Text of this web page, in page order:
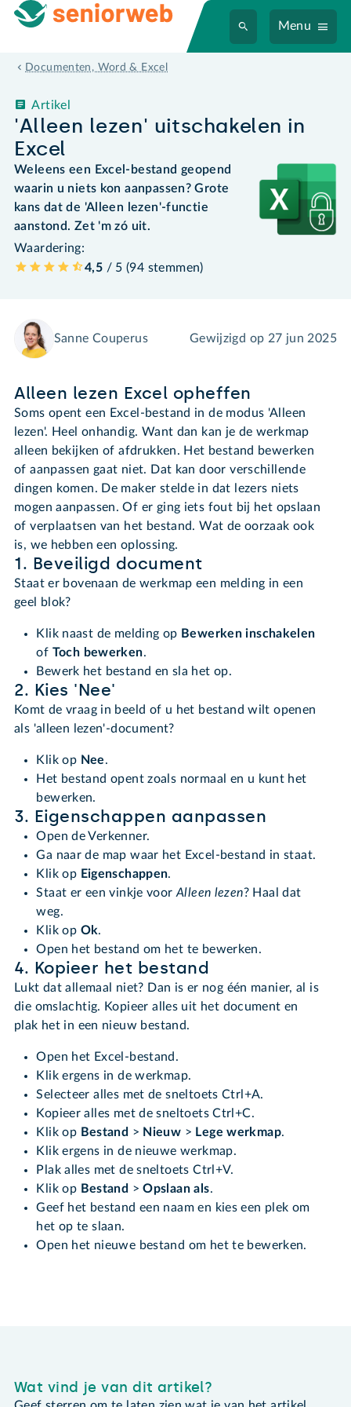
Menu
Documenten, Word & Excel
'Alleen lezen' uitschakelen in
Excel
Artikel
Weleens een Excel-bestand geopend
waarin u niets kon aanpassen? Grote
kans dat de 'Alleen lezen'-functie
aanstond. Zet 'm zó uit.
Waardering:
4,5 / 5 (94 stemmen)
Sanne Couperus Gewijzigd op 27 jun 2025
Alleen lezen Excel opheffen
Soms opent een Excel-bestand in de modus 'Alleen
lezen'. Heel onhandig. Want dan kan je de werkmap
alleen bekijken of afdrukken. Het bestand bewerken
of aanpassen gaat niet. Dat kan door verschillende
dingen komen. De maker stelde in dat lezers niets
mogen aanpassen. Of er ging iets fout bij het opslaan
of verplaatsen van het bestand. Wat de oorzaak ook
is, we hebben een oplossing.
1. Beveiligd document
Staat er bovenaan de werkmap een melding in een
geel blok?
Klik naast de melding op Bewerken inschakelen
of Toch bewerken.
Bewerk het bestand en sla het op.
2. Kies 'Nee'
Komt de vraag in beeld of u het bestand wilt openen
als 'alleen lezen'-document?
Klik op Nee.
Het bestand opent zoals normaal en u kunt het
bewerken.
3. Eigenschappen aanpassen
Open de Verkenner.
Ga naar de map waar het Excel-bestand in staat.
Klik op Eigenschappen.
Staat er een vinkje voorAlleen lezen? Haal dat
weg.
Klik op Ok.
Open het bestand om het te bewerken.
4. Kopieer het bestand
Lukt dat allemaal niet? Dan is er nog één manier, al is
die omslachtig. Kopieer alles uit het document en
plak het in een nieuw bestand.
Open het Excel-bestand.
Klik ergens in de werkmap.
Selecteer alles met de sneltoets Ctrl+A.
Kopieer alles met de sneltoets Ctrl+C.
Klik op Bestand > Nieuw > Lege werkmap.
Klik ergens in de nieuwe werkmap.
Plak alles met de sneltoets Ctrl+V.
Klik op Bestand >Opslaan als.
Geef het bestand een naam en kies een plek om
het op te slaan.
Open het nieuwe bestand om het te bewerken.
Wat vind je van dit artikel?